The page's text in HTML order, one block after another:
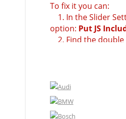
To fix it you can:
1. In the Slider
option: Put JS
2. Find the